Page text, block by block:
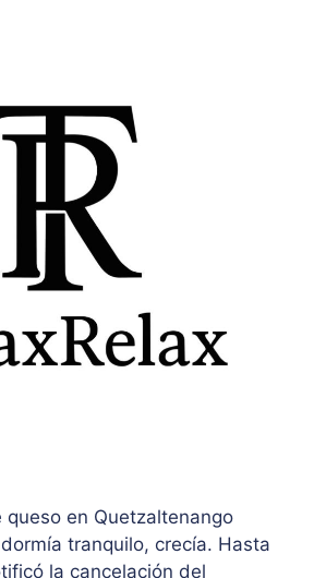
en Quetzaltenango
tranquilo, crecía. Hasta
la cancelación del